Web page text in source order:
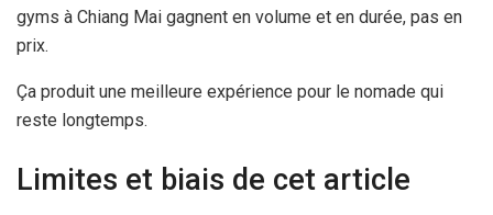
gyms à Chiang Mai gagnent en volume et en durée, pas en
prix.
Ça produit une meilleure expérience pour le nomade qui
reste longtemps.
Limites et biais de cet article